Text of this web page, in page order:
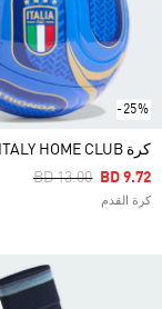
-25%
كرة TRIONDA ITALY HOME CLUB
Price Reduced
BD 13.00ToBD 9.72
كرة القدم